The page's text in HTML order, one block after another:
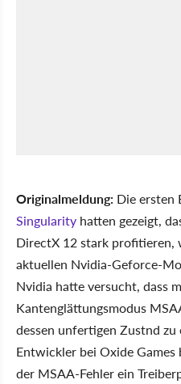
Originalmeldung: Die ersten
Singularity hatten gezeigt,
DirectX 12 stark profitieren,
aktuellen Nvidia-Geforce-
Nvidia hatte versucht, dass
Kantenglättungsmodus
dessen unfertigen Zustnd
Entwickler bei Oxide
der MSAA-Fehler ein